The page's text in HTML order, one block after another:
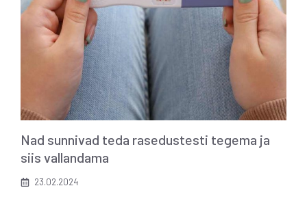
Nad sunnivad teda rasedustesti tegema ja
siis vallandama
23.02.2024